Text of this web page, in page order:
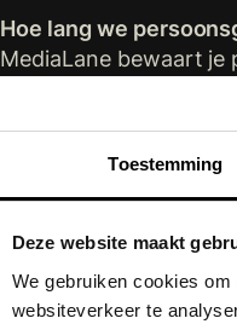
Toestemming
Deze website maakt
We gebruiken cookies
websiteverkeer te
Hoe lang we
MediaLane bewaart
Delen van
verplichting. Met
jouw gegevens.